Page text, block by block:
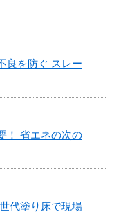
良を防ぐ スレー
！ 省エネの次の
代塗り床で現場